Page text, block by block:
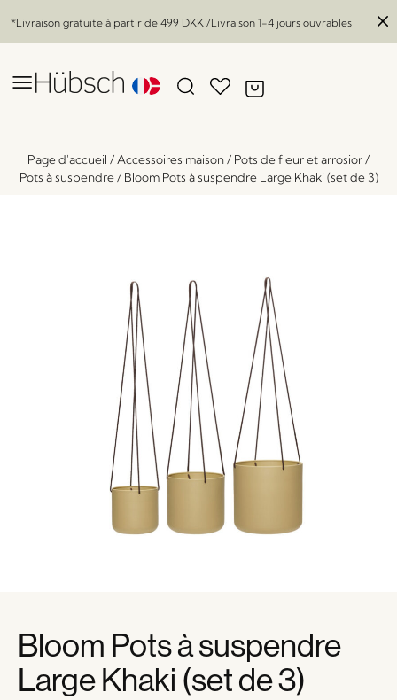
*Livraison gratuite à partir de 499 DKK /Livraison 1-4 jours ouvrables
Page d'accueil / Accessoires maison/ Pots de fleur et arrosior/
Pots à suspendre/ Bloom Pots à suspendre Large Khaki (set de 3)
Bloom Pots à suspendre
Large Khaki (set de 3)